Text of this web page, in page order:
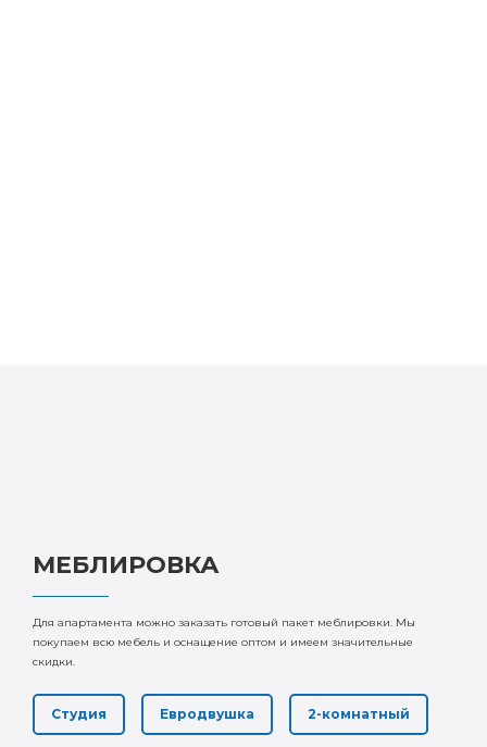
МЕБЛИРОВКА
Для апартамента можно заказать готовый пакет меблировки. Мы
покупаем всю мебель и оснащение оптом и имеем значительные
скидки.
Студия Евродвушка 2-комнатный